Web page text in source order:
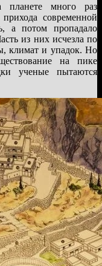
планете много раз
современной
а потом пропадало
из них исчезла по
климат и упадок. Но
на пике
ученые пытаются